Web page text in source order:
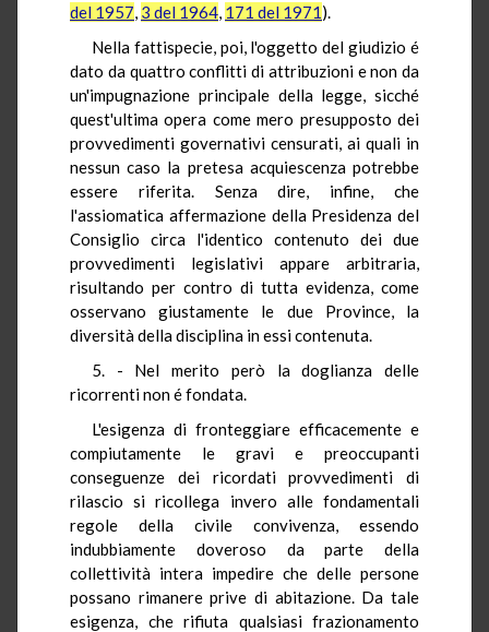
del 1957, 3 del 1964, 171 del 1971).
Nella fattispecie, poi, l'oggetto del giudizio é
dato da quattro conflitti di attribuzioni e non da
un'impugnazione principale della legge, sicché
quest'ultima opera come mero presupposto dei
provvedimenti governativi censurati, ai quali in
nessun caso la pretesa acquiescenza potrebbe
essere riferita. Senza dire, infine, che
l'assiomatica affermazione della Presidenza del
Consiglio circa l'identico contenuto dei due
provvedimenti legislativi appare arbitraria,
risultando per contro di tutta evidenza, come
osservano giustamente le due Province, la
diversità della disciplina in essi contenuta.
5. - Nel merito però la doglianza delle
ricorrenti non é fondata.
L'esigenza di fronteggiare efficacemente e
compiutamente le gravi e preoccupanti
conseguenze dei ricordati provvedimenti di
rilascio si ricollega invero alle fondamentali
regole della civile convivenza, essendo
indubbiamente doveroso da parte della
collettività intera impedire che delle persone
possano rimanere prive di abitazione. Da tale
esigenza, che rifiuta qualsiasi frazionamento